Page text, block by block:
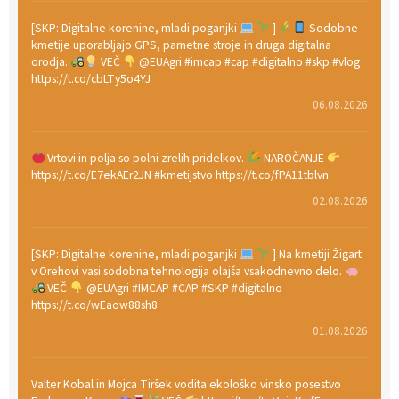
[SKP: Digitalne korenine, mladi poganjki ]
Sodobne
kmetije uporabljajo GPS, pametne stroje in druga digitalna
orodja.
VEČ
@EUAgri #imcap #cap #digitalno #skp #vlog
https://t.co/cbLTy5o4YJ
06.08.2026
Vrtovi in polja so polni zrelih pridelkov.
NAROČANJE
https://t.co/E7ekAEr2JN #kmetijstvo https://t.co/fPA11tblvn
02.08.2026
[SKP: Digitalne korenine, mladi poganjki
] Na kmetiji Žigart
v Orehovi vasi sodobna tehnologija olajša vsakodnevno delo.
VEČ
@EUAgri #IMCAP #CAP #SKP #digitalno
https://t.co/wEaow88sh8
01.08.2026
Valter Kobal in Mojca Tiršek vodita ekološko vinsko posestvo